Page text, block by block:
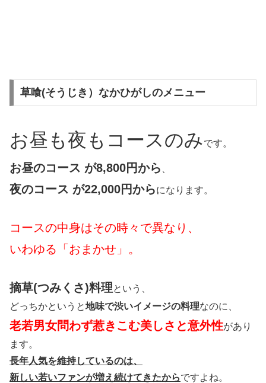
草喰(そうじき）なかひがしのメニュー
お昼も夜もコースのみです。
お昼のコース が8,800円から
夜のコース が22,000円からになります。
コースの中身はその時々で異なり、
いわゆる「おまかせ」。
摘草(つみくさ)料理という、
どっちかというと地味で渋いイメージの料理なのに、
老若男女問わず惹きこむ美しさと意外性があり
ます。
長年人気を維持しているのは、
新しい若いファンが増え続けてきたからですよね。